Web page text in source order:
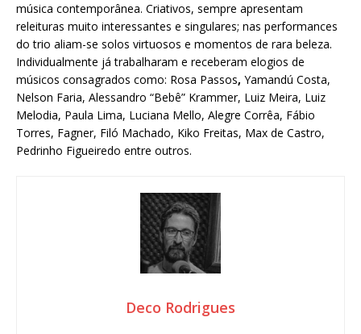
música contemporânea. Criativos, sempre apresentam
releituras muito interessantes e singulares; nas performances
do trio aliam-se solos virtuosos e momentos de rara beleza.
Individualmente já trabalharam e receberam elogios de
músicos consagrados como: Rosa Passos, Yamandú Costa,
Nelson Faria, Alessandro “Bebê” Krammer, Luiz Meira, Luiz
Melodia, Paula Lima, Luciana Mello, Alegre Corrêa, Fábio
Torres, Fagner, Filó Machado, Kiko Freitas, Max de Castro,
Pedrinho Figueiredo entre outros.
Deco Rodrigues